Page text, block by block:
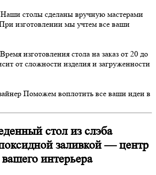
Наши столы сделаны вручную мастерами
изготовлении мы учтем все ваши
Время изготовления стола на заказ от 20 до
от сложности изделия и загруженности
Поможем воплотить все ваши идеи в
стол из слэба
заливкой — центр
интерьера